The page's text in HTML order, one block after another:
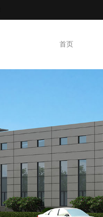
首页